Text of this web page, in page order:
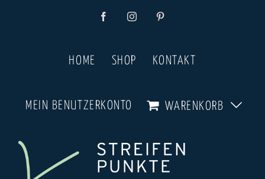
FacebookInstagramPinterest
HOME SHOP KONTAKT
MEIN BENUTZERKONTO WARENKORB